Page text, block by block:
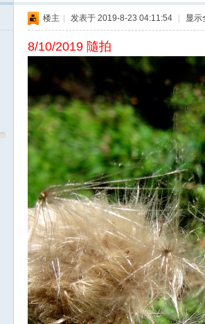
楼主 发表于 2019-8-23 04:11:54 显示
8/10/2019 隨拍